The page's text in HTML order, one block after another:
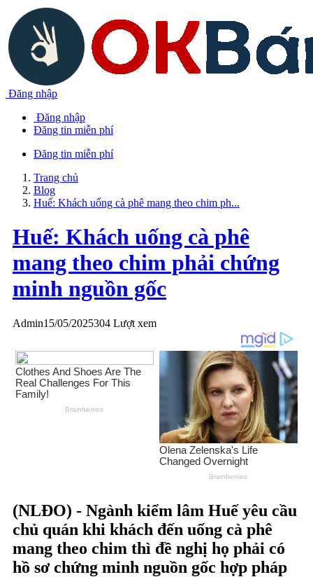
Đăng nhập
Đăng nhập
Đăng tin miễn phí
Đăng tin miễn phí
Trang chủ
Blog
Huế: Khách uống cà phê mang theo chim ph...
Huế: Khách uống cà phê
mang theo chim phải chứng
minh nguồn gốc
Admin15/05/2025304 Lượt xem
(NLĐO) - Ngành kiểm lâm Huế yêu cầu
chủ quán khi khách đến uống cà phê
mang theo chim thì đề nghị họ phải có
hồ sơ chứng minh nguồn gốc hợp pháp